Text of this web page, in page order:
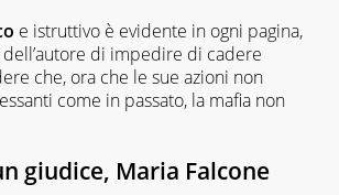
e istruttivo è evidente in ogni pagina,
di impedire di cadere
che, ora che le sue azioni non
come in passato, la mafia non
giudice, Maria Falcone